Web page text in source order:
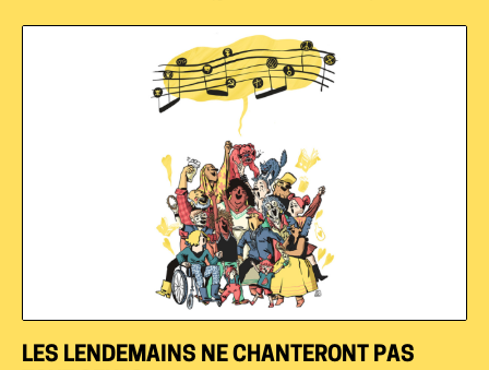
LES LENDEMAINS NE CHANTERONT PAS